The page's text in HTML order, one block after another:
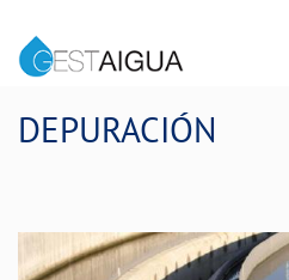
DEPURACIÓN